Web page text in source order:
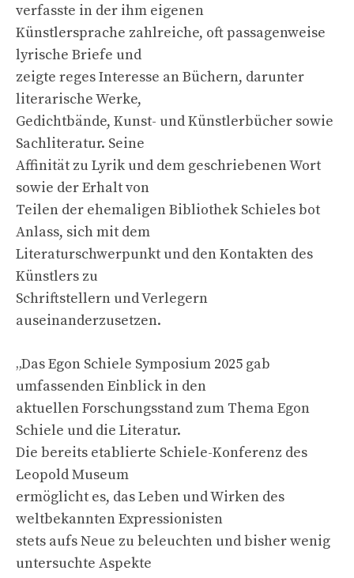
verfasste in der ihm eigenen
Künstlersprache zahlreiche, oft passagenweise
lyrische Briefe und
zeigte reges Interesse an Büchern, darunter
literarische Werke,
Gedichtbände, Kunst- und Künstlerbücher sowie
Sachliteratur. Seine
Affinität zu Lyrik und dem geschriebenen Wort
sowie der Erhalt von
Teilen der ehemaligen Bibliothek Schieles bot
Anlass, sich mit dem
Literaturschwerpunkt und den Kontakten des
Künstlers zu
Schriftstellern und Verlegern
auseinanderzusetzen.
„Das Egon Schiele Symposium 2025 gab
umfassenden Einblick in den
aktuellen Forschungsstand zum Thema Egon
Schiele und die Literatur.
Die bereits etablierte Schiele-Konferenz des
Leopold Museum
ermöglicht es, das Leben und Wirken des
weltbekannten Expressionisten
stets aufs Neue zu beleuchten und bisher wenig
untersuchte Aspekte